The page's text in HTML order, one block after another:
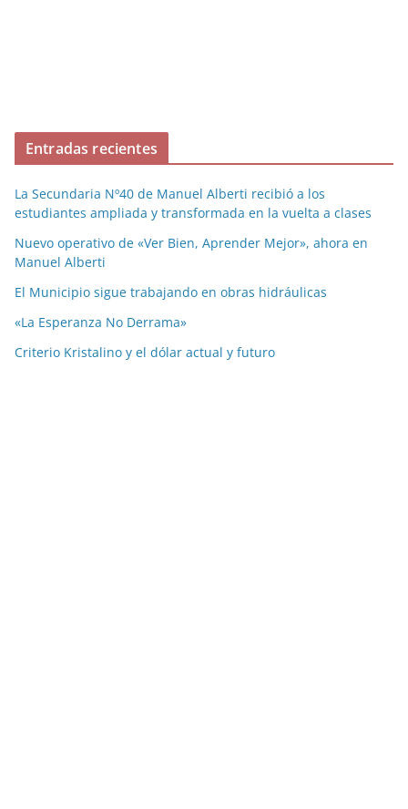
Entradas recientes
La Secundaria Nº40 de Manuel Alberti recibió a los
estudiantes ampliada y transformada en la vuelta a clases
Nuevo operativo de «Ver Bien, Aprender Mejor», ahora en
Manuel Alberti
El Municipio sigue trabajando en obras hidráulicas
«La Esperanza No Derrama»
Criterio Kristalino y el dólar actual y futuro